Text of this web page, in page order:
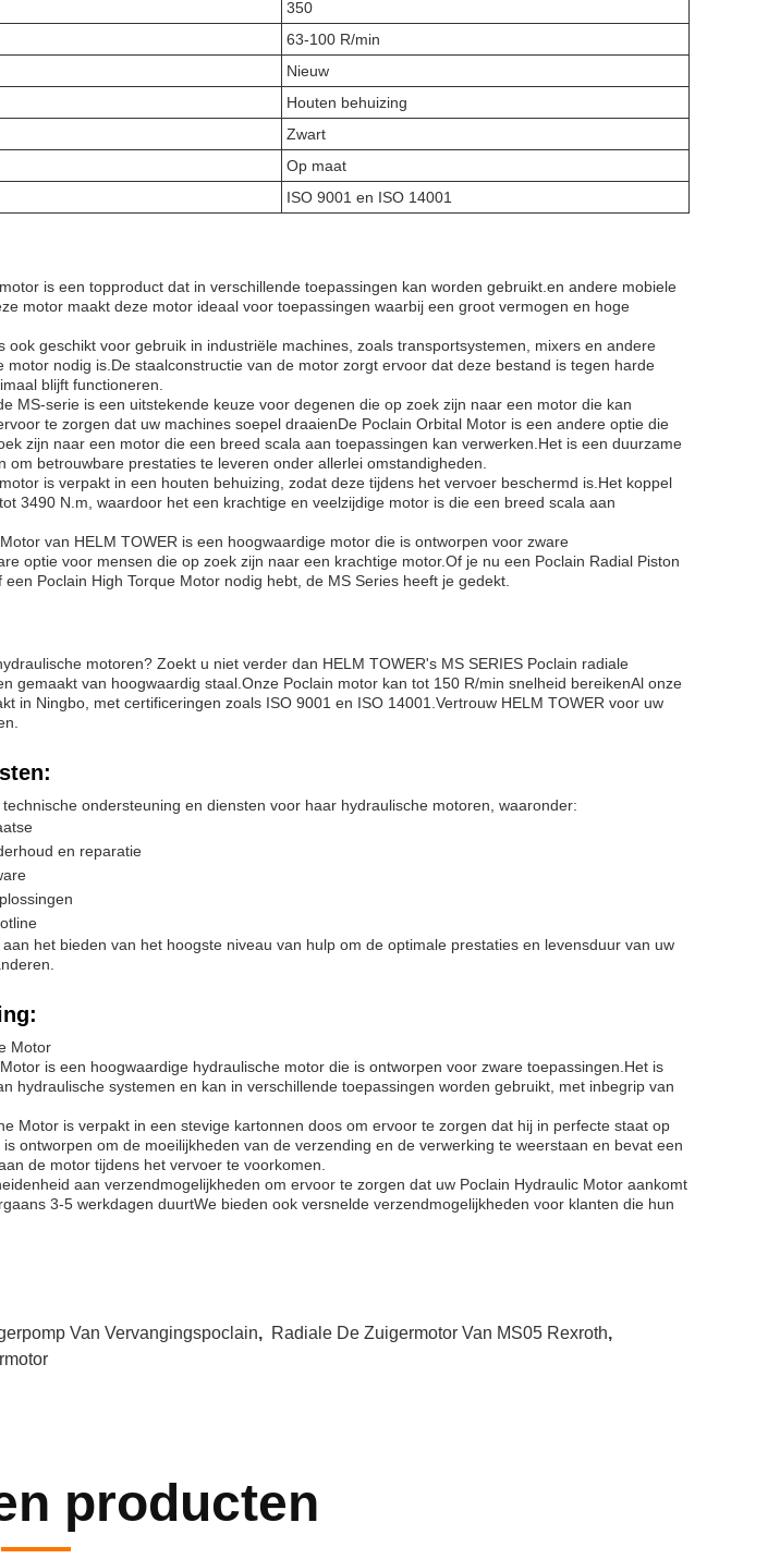
350
63-100 R/min
Nieuw
Houten behuizing
Zwart
Op maat
ISO 9001 en ISO 14001
is een topproduct dat in verschillende toepassingen kan worden gebruikt.en andere mobiele
motor maakt deze motor ideaal voor toepassingen waarbij een groot vermogen en hoge
ook geschikt voor gebruik in industriële machines, zoals transportsystemen, mixers en andere
nodig is.De staalconstructie van de motor zorgt ervoor dat deze bestand is tegen harde
blijft functioneren.
MS-serie is een uitstekende keuze voor degenen die op zoek zijn naar een motor die kan
te zorgen dat uw machines soepel draaienDe Poclain Orbital Motor is een andere optie die
zijn naar een motor die een breed scala aan toepassingen kan verwerken.Het is een duurzame
om betrouwbare prestaties te leveren onder allerlei omstandigheden.
is verpakt in een houten behuizing, zodat deze tijdens het vervoer beschermd is.Het koppel
3490 N.m, waardoor het een krachtige en veelzijdige motor is die een breed scala aan
van HELM TOWER is een hoogwaardige motor die is ontworpen voor zware
optie voor mensen die op zoek zijn naar een krachtige motor.Of je nu een Poclain Radial Piston
Poclain High Torque Motor nodig hebt, de MS Series heeft je gedekt.
motoren? Zoekt u niet verder dan HELM TOWER's MS SERIES Poclain radiale
gemaakt van hoogwaardig staal.Onze Poclain motor kan tot 150 R/min snelheid bereikenAl onze
in Ningbo, met certificeringen zoals ISO 9001 en ISO 14001.Vertrouw HELM TOWER voor uw
ondersteuning en diensten voor haar hydraulische motoren, waaronder:
en reparatie
het bieden van het hoogste niveau van hulp om de optimale prestaties en levensduur van uw
Motor
is een hoogwaardige hydraulische motor die is ontworpen voor zware toepassingen.Het is
hydraulische systemen en kan in verschillende toepassingen worden gebruikt, met inbegrip van
Motor is verpakt in een stevige kartonnen doos om ervoor te zorgen dat hij in perfecte staat op
ontworpen om de moeilijkheden van de verzending en de verwerking te weerstaan en bevat een
de motor tijdens het vervoer te voorkomen.
aan verzendmogelijkheden om ervoor te zorgen dat uw Poclain Hydraulic Motor aankomt
3-5 werkdagen duurtWe bieden ook versnelde verzendmogelijkheden voor klanten die hun
Van Vervangingspoclain, Radiale De Zuigermotor Van MS05 Rexroth,
producten